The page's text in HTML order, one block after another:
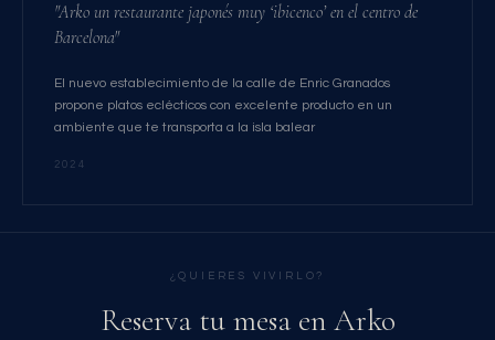
"Arko un restaurante japonés muy ‘ibicenco’ en el centro de
Barcelona"
El nuevo establecimiento de la calle de Enric Granados
propone platos eclécticos con excelente producto en un
ambiente que te transporta a la isla balear
2024
¿QUIERES VIVIRLO?
Reserva tu mesa en Arko